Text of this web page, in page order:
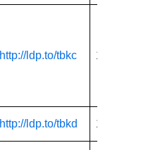
http://ldp.to/tbkc 19
http://ldp.to/tbkd 15